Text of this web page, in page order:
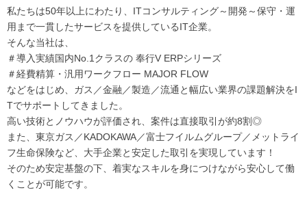
私たちは50年以上にわたり、ITコンサルティング～開発～保守・運
用まで一貫したサービスを提供しているIT企業。
そんな当社は、
＃導入実績国内No.1クラスの 奉行V ERPシリーズ
＃経費精算・汎用ワークフロー MAJOR FLOW
などをはじめ、ガス／金融／製造／流通と幅広い業界の課題解決をI
Tでサポートしてきました。
高い技術とノウハウが評価され、案件は直接取引が約8割◎
また、東京ガス／KADOKAWA／富士フイルムグループ／メットライ
フ生命保険など、大手企業と安定した取引を実現しています！
そのため安定基盤の下、着実なスキルを身につけながら安心して働
くことが可能です。